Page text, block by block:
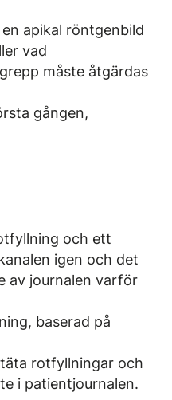
apikal röntgenbild
vad
måste åtgärdas
gången,
och ett
igen och det
av journalen varför
baserad på
rotfyllningar och
i patientjournalen.